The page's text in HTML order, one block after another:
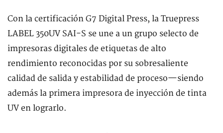
Con la certificación G7 Digital Press, la Truepress
LABEL 350UV SAI-S se une a un grupo selecto de
impresoras digitales de etiquetas de alto
rendimiento reconocidas por su sobresaliente
calidad de salida y estabilidad de proceso—siendo
además la primera impresora de inyección de tinta
UV en lograrlo.